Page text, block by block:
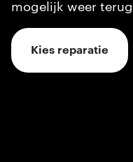
mogelijk weer
Kies reparatie